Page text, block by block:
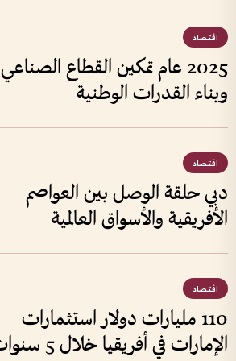
اقتصاد
2025 عام تمكين القطاع الصناعي
وبناء القدرات الوطنية
اقتصاد
دبي حلقة الوصل بين العواصم
الأفريقية والأسواق العالمية
اقتصاد
110 مليارات دولار استثمارات
الإمارات في أفريقيا خلال 5 سنوات